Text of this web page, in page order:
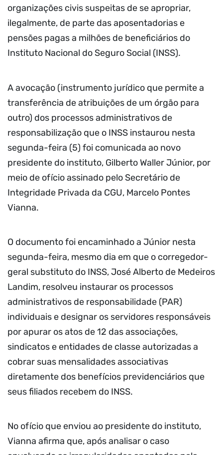
organizações civis suspeitas de se apropriar,
ilegalmente, de parte das aposentadorias e
pensões pagas a milhões de beneficiários do
Instituto Nacional do Seguro Social (INSS).
A avocação (instrumento jurídico que permite a
transferência de atribuições de um órgão para
outro) dos processos administrativos de
responsabilização que o INSS instaurou nesta
segunda-feira (5) foi comunicada ao novo
presidente do instituto, Gilberto Waller Júnior, por
meio de ofício assinado pelo Secretário de
Integridade Privada da CGU, Marcelo Pontes
Vianna.
O documento foi encaminhado a Júnior nesta
segunda-feira, mesmo dia em que o corregedor-
geral substituto do INSS, José Alberto de Medeiros
Landim, resolveu instaurar os processos
administrativos de responsabilidade (PAR)
individuais e designar os servidores responsáveis
por apurar os atos de 12 das associações,
sindicatos e entidades de classe autorizadas a
cobrar suas mensalidades associativas
diretamente dos benefícios previdenciários que
seus filiados recebem do INSS.
No ofício que enviou ao presidente do instituto,
Vianna afirma que, após analisar o caso